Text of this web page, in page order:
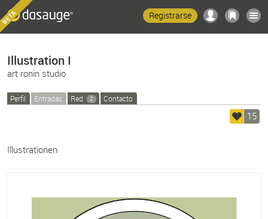
Registrarse
Illustration I
art ronin studio
Perfil Entradas Red 2 Contacto
15
Illustrationen